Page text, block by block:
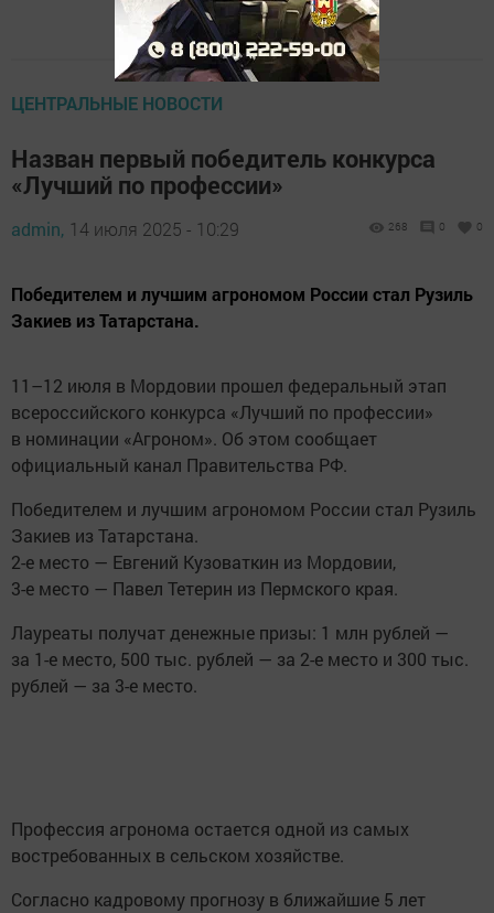
ЦЕНТРАЛЬНЫЕ НОВОСТИ
Назван первый победитель конкурса
«Лучший по профессии»
admin, 14 июля 2025 - 10:29 268 0 0
Победителем и лучшим агрономом России стал Рузиль
Закиев из Татарстана.
11–12 июля в Мордовии прошел федеральный этап
всероссийского конкурса «Лучший по профессии»
в номинации «Агроном». Об этом сообщает
официальный канал Правительства РФ.
Победителем и лучшим агрономом России стал Рузиль
Закиев из Татарстана.
2-е место — Евгений Кузоваткин из Мордовии,
3-е место — Павел Тетерин из Пермского края.
Лауреаты получат денежные призы: 1 млн рублей —
за 1-е место, 500 тыс. рублей — за 2-е место и 300 тыс.
рублей — за 3-е место.
Профессия агронома остается одной из самых
востребованных в сельском хозяйстве.
Согласно кадровому прогнозу в ближайшие 5 лет